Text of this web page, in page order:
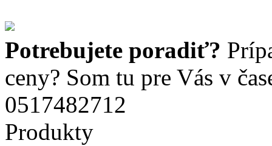
Potrebujete poradiť?
ceny? Som tu pre Vás v
0517482712
Produkty